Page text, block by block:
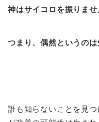
神はサイコロを振りませ
つまり、偶然というのは
誰も知らないことを見